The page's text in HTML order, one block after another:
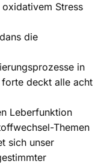
Stress
die
in
forte deckt alle acht
Leberfunktion
Themen
sich unser